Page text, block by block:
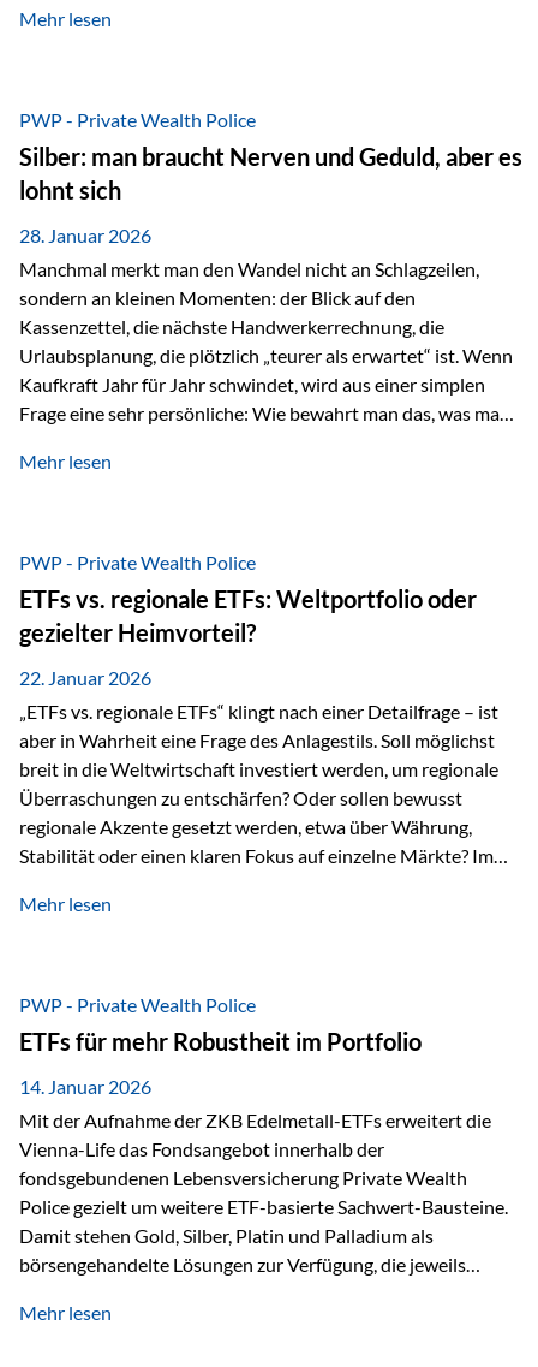
starken Anstiegen. Diese verändern jedoch nicht die
von geopolitischen Spannungen, einer stark ausgeweiteten
Geldmenge sowie strukturellen Verschiebungen an den
Kapitalmärkten geprägt ist, bleibt Gold ein bewährter Anker.
Nicht, weil…
Mehr lesen
PWP - Private Wealth Police
Silber: man braucht Nerven und Geduld, aber es
lohnt sich
28. Januar 2026
Manchmal merkt man den Wandel nicht an Schlagzeilen,
sondern an kleinen Momenten: der Blick auf den
Kassenzettel, die nächste Handwerkerrechnung, die
Urlaubsplanung, die plötzlich „teurer als erwartet“ ist. Wenn
Kaufkraft Jahr für Jahr schwindet, wird aus einer simplen
Frage eine sehr persönliche: Wie bewahrt man das, was man
Sachwerten mit einer Investition in Sachwerte zu
gerade dann, wenn Märkte nervös werden,…
Mehr lesen
PWP - Private Wealth Police
ETFs vs. regionale ETFs: Weltportfolio oder
gezielter Heimvorteil?
22. Januar 2026
„ETFs vs. regionale ETFs“ klingt nach einer Detailfrage – ist
aber in Wahrheit eine Frage des Anlagestils. Soll möglichst
breit in die Weltwirtschaft investiert werden, um regionale
Überraschungen zu entschärfen? Oder sollen bewusst
regionale Akzente gesetzt werden, etwa über Währung,
Stabilität oder einen klaren Fokus auf einzelne Märkte? Im
Wealth Police der Vienna-Life lassen sich beide Ansätze
Risikostreuung, Inflationsrobustheit und Stabilisierung. 1)
Die Philosophiefrage: breit oder bewusst? Global investieren
bedeutet: Das Portfolio bildet die Weltmärkte möglichst
breit ab, ohne die…
Mehr lesen
PWP - Private Wealth Police
ETFs für mehr Robustheit im Portfolio
14. Januar 2026
Mit der Aufnahme der ZKB Edelmetall-ETFs erweitert die
Vienna-Life das Fondsangebot innerhalb der
fondsgebundenen Lebensversicherung Private Wealth
Police gezielt um weitere ETF-basierte Sachwert-Bausteine.
Damit stehen Gold, Silber, Platin und Palladium als
börsengehandelte Lösungen zur Verfügung, die jeweils
dabei nicht auf einzelnen Marktmeinungen, sondern auf
Mehr lesen